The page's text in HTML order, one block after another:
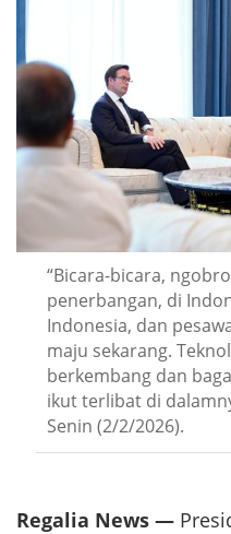
“Bicara-bicara,
penerbangan, di
Indonesia, dan
maju sekarang.
berkembang dan
ikut terlibat di
Senin (2/2/2026).
Regalia News —